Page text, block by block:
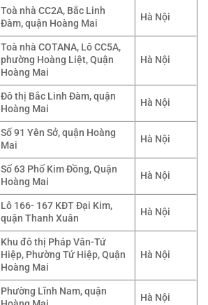
Toà nhà CC2A, Bắc Linh
Đàm, quận Hoàng Mai
Hà Nội
Toà nhà COTANA, Lô CC5A,
phường Hoàng Liệt, Quận
Hoàng Mai
Hà Nội
Đô thị Bắc Linh Đàm, quận
Hoàng Mai
Hà Nội
Số 91 Yên Sở, quận Hoàng
Mai
Hà Nội
Số 63 Phố Kim Đồng, Quận
Hoàng Mai
Hà Nội
Lô 166- 167 KĐT Đại Kim,
quận Thanh Xuân
Hà Nội
Khu đô thị Pháp Vân-Tứ
Hiệp, Phường Tứ Hiệp, Quận
Hoàng Mai
Hà Nội
Phường Lĩnh Nam, quận
Hà Nội